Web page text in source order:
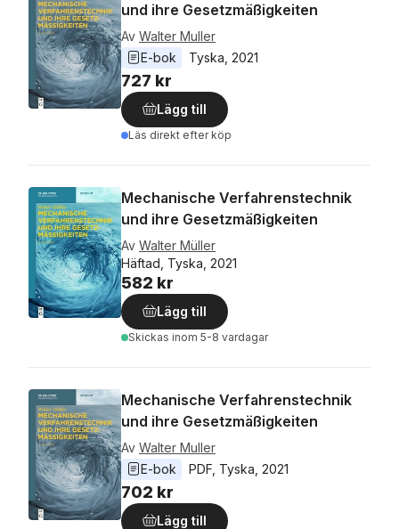
und ihre Gesetzmäßigkeiten
Av Walter Muller
E-bok
Tyska 2021
727 kr
Lägg till
Läs direkt efter köp
Mechanische Verfahrenstechnik
und ihre Gesetzmäßigkeiten
Av Walter Müller
Häftad, Tyska, 2021
582 kr
Lägg till
Skickas inom 5-8 vardagar
Mechanische Verfahrenstechnik
und ihre Gesetzmäßigkeiten
Av Walter Muller
E-bok
PDF Tyska 2021
702 kr
Lägg till